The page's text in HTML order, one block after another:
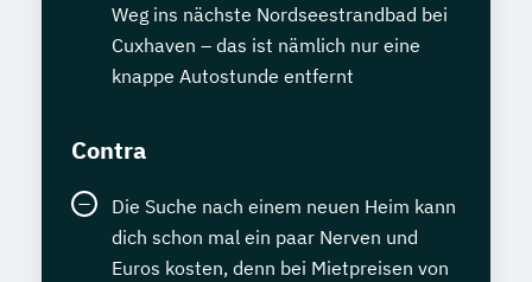
Weg ins nächste Nordseestrandbad bei
Cuxhaven – das ist nämlich nur eine
knappe Autostunde entfernt
Contra
Die Suche nach einem neuen Heim kann
dich schon mal ein paar Nerven und
Euros kosten, denn bei Mietpreisen von